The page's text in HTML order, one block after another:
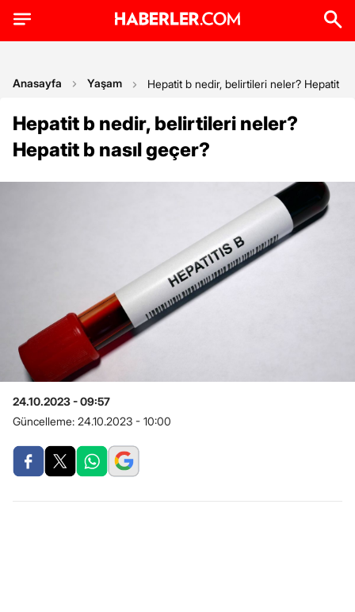
Anasayfa Yaşam Hepatit b nedir, belirtileri neler? Hepatit b
Hepatit b nedir, belirtileri neler?
Hepatit b nasıl geçer?
24.10.2023 - 09:57
Güncelleme: 24.10.2023 - 10:00